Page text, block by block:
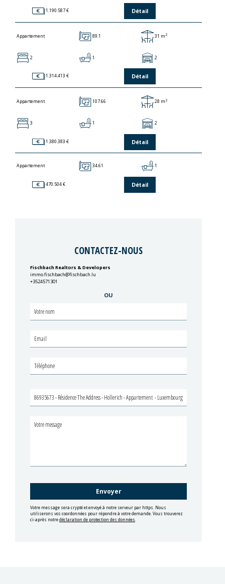
1.190.587 € Détail
Appartement 89.1 31 m2
2 1 2
1.314.413 € Détail
Appartement 107.66 28 m 2
3 1 2
1.380.383 € Détail
Appartement 34.61 1
470.504 € Détail
CONTACTEZ-NOUS
Fischbach Realtors & Developers
immo.fischbach@fischbach.lu
+3524571301
OU
Votre message sera crypté et envoyé à notre serveur par https. Nous
utiliserons vos coordonnées pour répondre à votre demande. Vous trouverez
ci-après notredéclaration de protection des données